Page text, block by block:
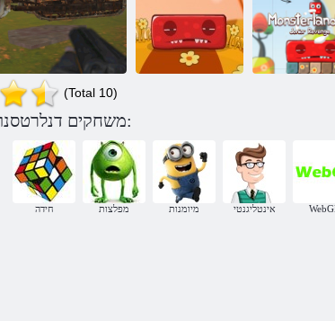
Monsterland - 2 Monsterland
Monsterland 3
(Total 10)
משחקים דנלרטסנומ לפי קטגוריה:
חידה מפלצות מיומנות אינטליגנטי